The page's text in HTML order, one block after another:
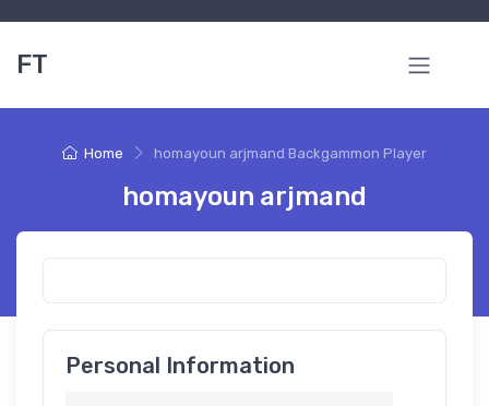
FT
Home homayoun arjmand Backgammon Player
homayoun arjmand
Personal Information